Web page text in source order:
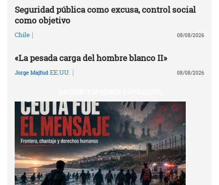
Seguridad pública como excusa, control social
como objetivo
Chile | 08/08/2026
«La pesada carga del hombre blanco II»
Jorge Majfud EE.UU. | 08/08/2026